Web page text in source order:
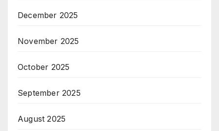
December 2025
November 2025
October 2025
September 2025
August 2025